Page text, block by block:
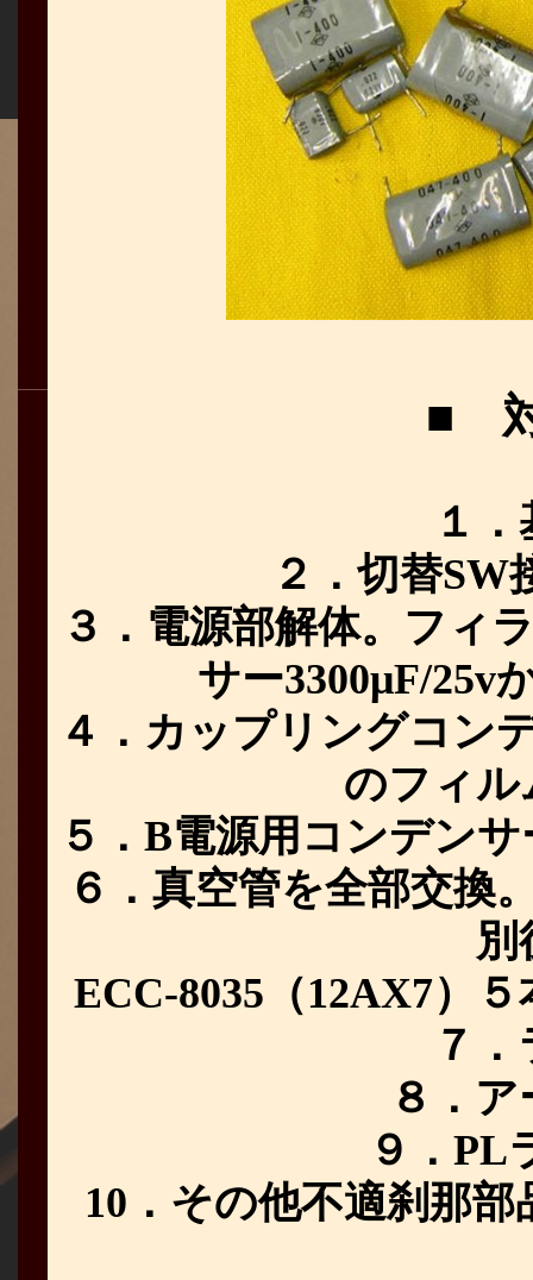
■
１
２．切替SW
３．電源部解体。フィ
サー3300μF/25v
４．カップリングコン
のフィル
５．B電源用コンデン
６．真空管を全部交換
別
ECC-8035（12AX7）
７
８．
９．PL
10．その他不適刹那